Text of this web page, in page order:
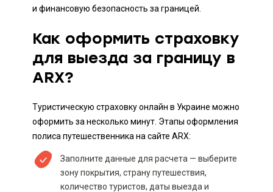
и финансовую безопасность за границей.
Как оформить страховку
для выезда за границу в
ARX?
Туристическую страховку онлайн в Украине можно
оформить за несколько минут. Этапы оформления
полиса путешественника на сайте ARX:
Заполните данные для расчета — выберите
зону покрытия, страну путешествия,
количество туристов, даты выезда и